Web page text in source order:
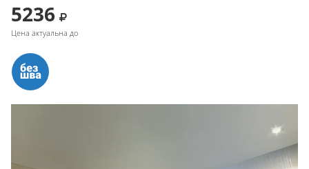
5236
Цена актуальна до